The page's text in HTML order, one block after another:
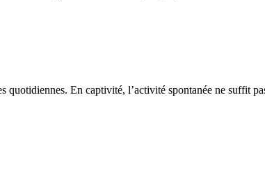
En captivité, l’activité spontanée ne suffit